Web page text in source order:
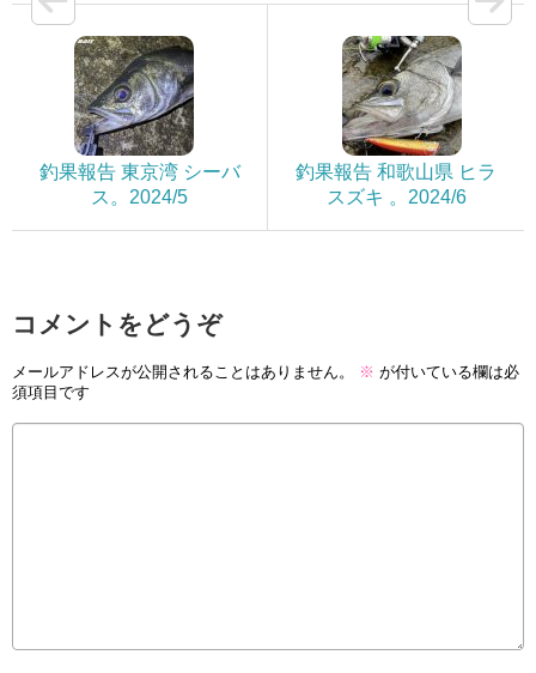
釣果報告 東京湾 シーバ
ス。2024/5
釣果報告 和歌山県 ヒラ
スズキ 。2024/6
コメントをどうぞ
メールアドレスが公開されることはありません。 ※ が付いている欄は必
須項目です